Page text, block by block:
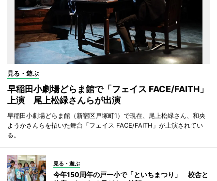
見る・遊ぶ
早稲田小劇場どらま館で「フェイス FACE/FAITH」
上演 尾上松緑さんらが出演
早稲田小劇場どらま館（新宿区戸塚町1）で現在、尾上松緑さん、和央
ようかさんらを招いた舞台「フェイス FACE/FAITH」が上演されてい
る。
見る・遊ぶ
今年150周年の戸一小で「といちまつり」 校舎と